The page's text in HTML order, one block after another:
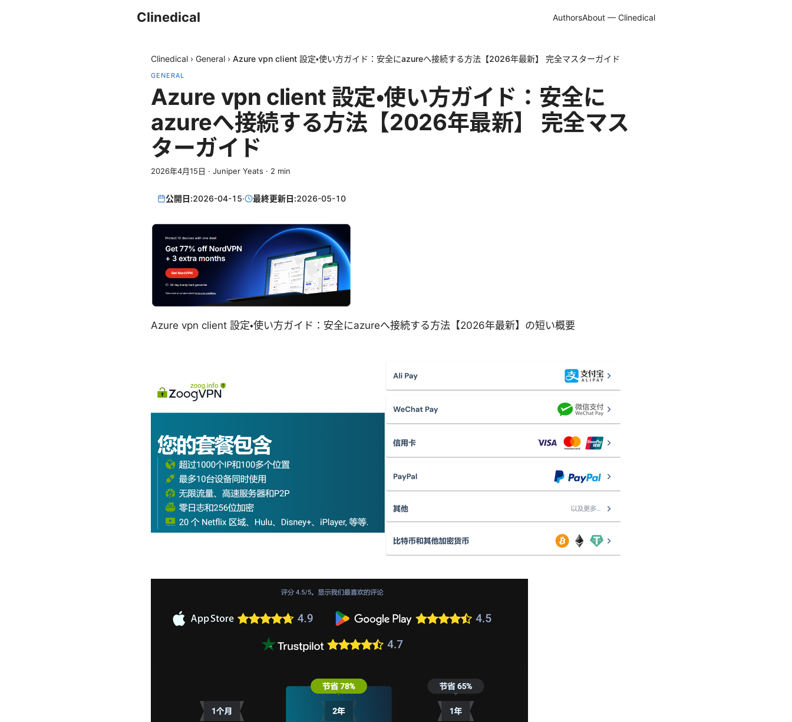
Clinedical AuthorsAbout — Clinedical
Clinedical › General › Azure vpn client 設定・使い方ガイド：安全にazureへ接続する方法【2026年最新】 完全マスターガイド
GENERAL
Azure vpn client 設定・使い方ガイド：安全に
azureへ接続する方法【2026年最新】 完全マス
ターガイド
2026年4月15日 · Juniper Yeats · 2 min
公開日:2026-04-15· 最終更新日:2026-05-10
Azure vpn client 設定・使い方ガイド：安全にazureへ接続する方法【2026年最新】の短い概要